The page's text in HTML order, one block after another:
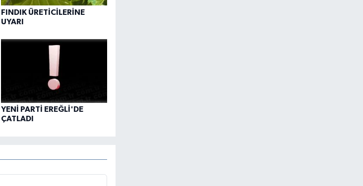
FINDIK ÜRETİCİLERİNE
UYARI
YENİ PARTİ EREĞLİ'DE
ÇATLADI